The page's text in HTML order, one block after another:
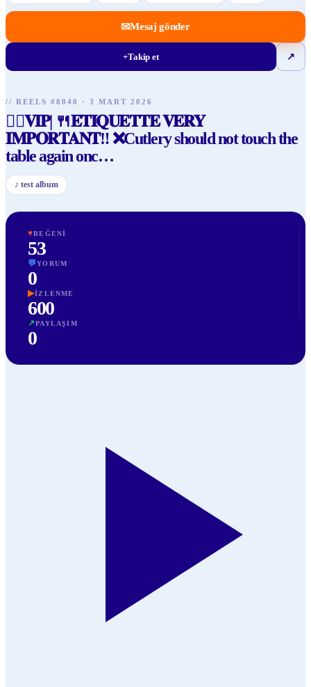
✉Mesaj gönder
+Takip et ↗
// REELS #8040 · 3 MART 2026
💂‍♀️𝐕𝐈𝐏| 🍴𝐄𝐓𝐈𝐐𝐔𝐄𝐓𝐓𝐄 𝐕𝐄𝐑𝐘
𝐈𝐌𝐏𝐎𝐑𝐓𝐀𝐍𝐓‼️ ❌Cutlery should not touch the
table again onc…
♪ test album
♥BEĞENI
53
💬YORUM
0
▶İZLENME
600
↗PAYLAŞIM
0